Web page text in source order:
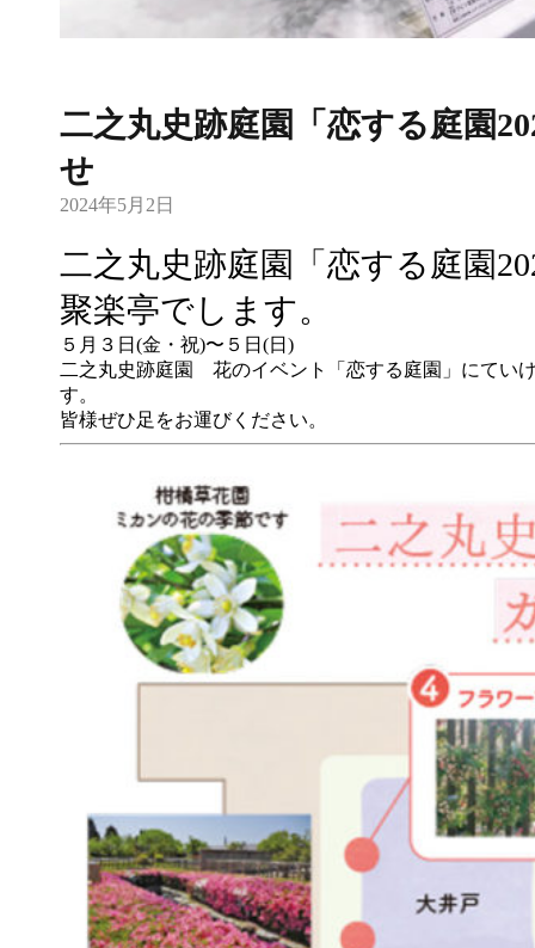
二之丸史跡庭園「恋する庭園
せ
2024年5月2日
二之丸史跡庭園「恋する庭園
聚楽亭でします。
５月３日(金・祝)〜５日(日)
二之丸史跡庭園 花のイベント「恋する庭園」にてい
す。
皆様ぜひ足をお運びください。